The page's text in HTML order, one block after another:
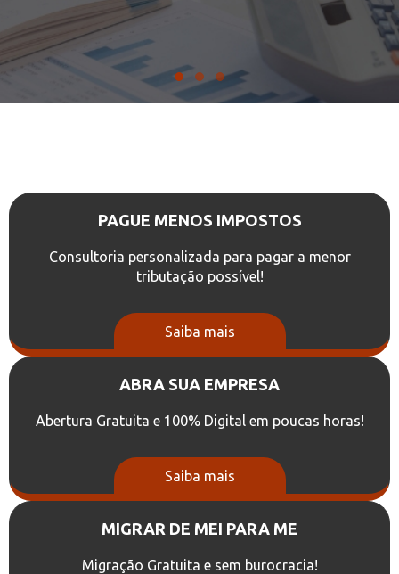
PAGUE MENOS IMPOSTOS
Consultoria personalizada para pagar a menor
tributação possível!
Saiba mais
ABRA SUA EMPRESA
Abertura Gratuita e 100% Digital em poucas horas!
Saiba mais
MIGRAR DE MEI PARA ME
Migração Gratuita e sem burocracia!